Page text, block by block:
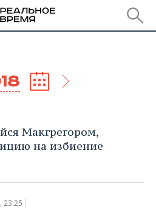
ПФО
Макгрегором,
на избиение
23:25